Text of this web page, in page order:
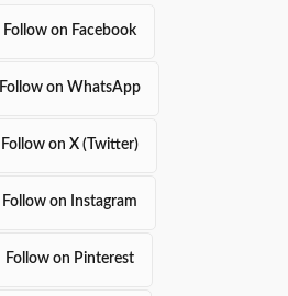
Follow on Facebook
Follow on WhatsApp
Follow on X (Twitter)
Follow on Instagram
Follow on Pinterest